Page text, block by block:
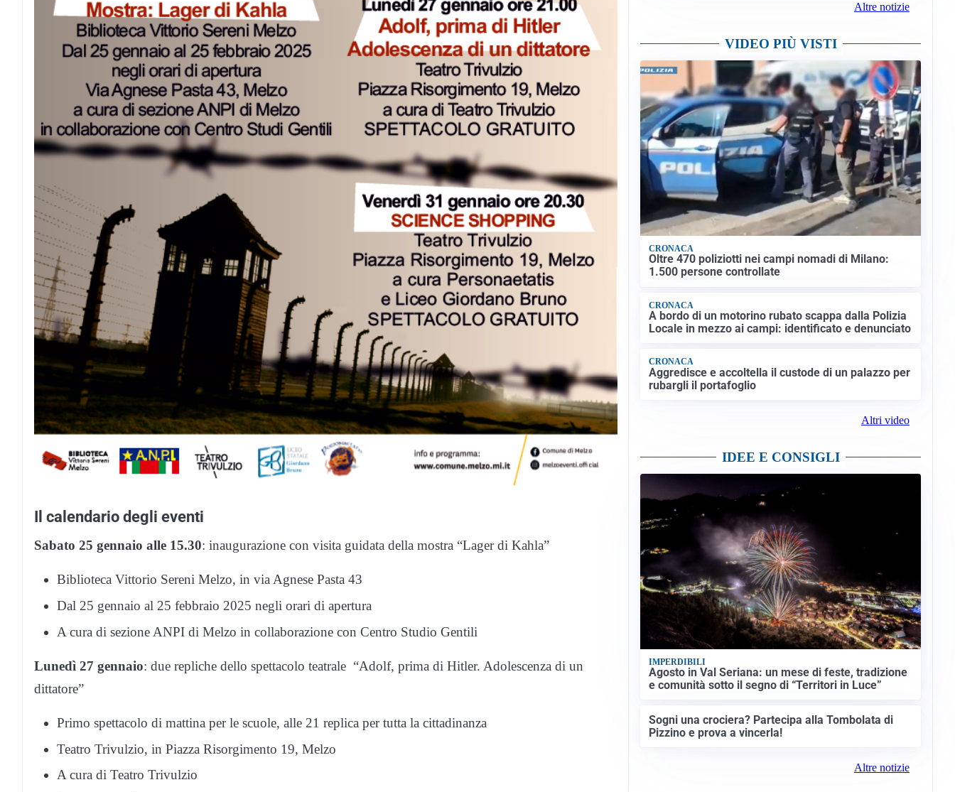
Il calendario degli eventi
Sabato 25 gennaio alle 15.30: inaugurazione con visita guidata della mostra “Lager di Kahla”
Biblioteca Vittorio Sereni Melzo, in via Agnese Pasta 43
Dal 25 gennaio al 25 febbraio 2025 negli orari di apertura
A cura di sezione ANPI di Melzo in collaborazione con Centro Studio Gentili
Lunedì 27 gennaio: due repliche dello spettacolo teatrale “Adolf, prima di Hitler. Adolescenza di un
dittatore”
Primo spettacolo di mattina per le scuole, alle 21 replica per tutta la cittadinanza
Teatro Trivulzio, in Piazza Risorgimento 19, Melzo
A cura di Teatro Trivulzio
Altre notizie
VIDEO PIÙ VISTI
CRONACA
Oltre 470 poliziotti nei campi nomadi di Milano:
1.500 persone controllate
CRONACA
A bordo di un motorino rubato scappa dalla Polizia
Locale in mezzo ai campi: identificato e denunciato
CRONACA
Aggredisce e accoltella il custode di un palazzo per
rubargli il portafoglio
Altri video
IDEE E CONSIGLI
IMPERDIBILI
Agosto in Val Seriana: un mese di feste, tradizione
e comunità sotto il segno di “Territori in Luce”
Sogni una crociera? Partecipa alla Tombolata di
Pizzino e prova a vincerla!
Altre notizie